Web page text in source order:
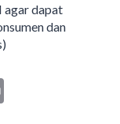
agar dapat
dan